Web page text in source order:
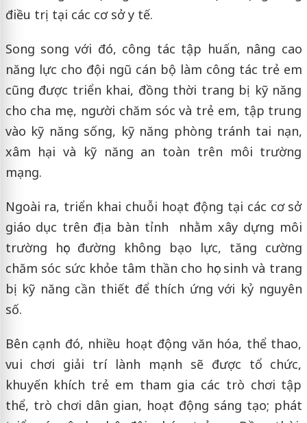
điều trị tại các cơ sở y tế.
Song song với đó, công tác tập huấn, nâng cao
năng lực cho đội ngũ cán bộ làm công tác trẻ em
cũng được triển khai, đồng thời trang bị kỹ năng
cho cha mẹ, người chăm sóc và trẻ em, tập trung
vào kỹ năng sống, kỹ năng phòng tránh tai nạn,
xâm hại và kỹ năng an toàn trên môi trường
mạng.
Ngoài ra, triển khai chuỗi hoạt động tại các cơ sở
giáo dục trên địa bàn tỉnh nhằm xây dựng môi
trường học đường không bạo lực, tăng cường
chăm sóc sức khỏe tâm thần cho học sinh và trang
bị kỹ năng cần thiết để thích ứng với kỷ nguyên
số.
Bên cạnh đó, nhiều hoạt động văn hóa, thể thao,
vui chơi giải trí lành mạnh sẽ được tổ chức,
khuyến khích trẻ em tham gia các trò chơi tập
thể, trò chơi dân gian, hoạt động sáng tạo; phát